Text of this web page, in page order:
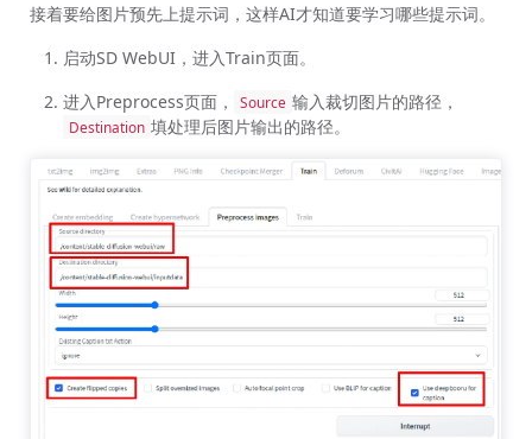
接着要给图片预先上提示词，这样AI才知道要学习哪些提示词。
启动SD WebUI，进入Train页面。
进入Preprocess页面，
Source 输入裁切图片的路径，
Destination 填处理后图片输出的路径。